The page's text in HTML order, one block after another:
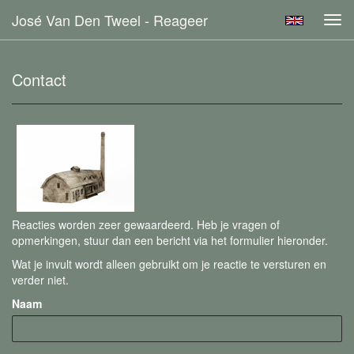
José Van Den Tweel - Reageer
Contact
Reacties worden zeer gewaardeerd. Heb je vragen of
opmerkingen, stuur dan een bericht via het formulier hieronder.
Wat je invult wordt alleen gebruikt om je reactie te versturen en
verder niet.
Naam